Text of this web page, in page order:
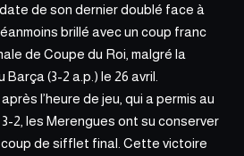
de son dernier doublé face à
brillé avec un coup franc
de Coupe du Roi, malgré la
(3-2 a.p.) le 26 avril.
l’heure de jeu, qui a permis au
2, les Merengues ont su conserver
coup de sifflet final. Cette victoire